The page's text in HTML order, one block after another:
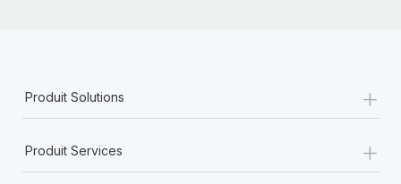
Produit Solutions +
Produit Services +